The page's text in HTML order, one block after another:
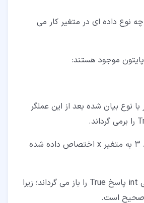
نوع داده ای در متغیر کار می
موجود هستند:
با نوع بیان شده بعد از این عملگر
به عنوان مثال، عدد 3 به متغیر x اختصاص داده شده
در این صورت، بررسی int پاسخ True را باز می گرداند؛ زیرا